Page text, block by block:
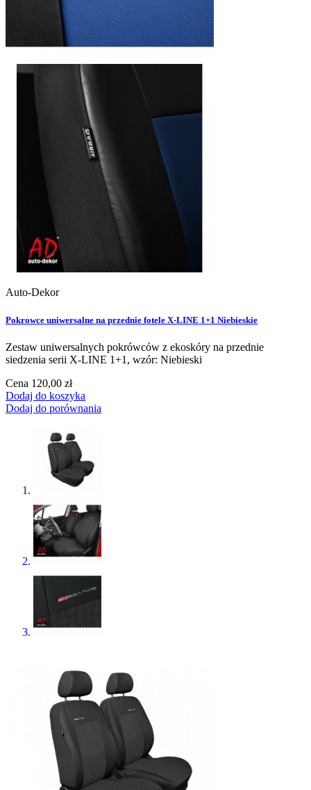
Auto-Dekor
Pokrowce uniwersalne na przednie fotele X-LINE 1+1 Niebieskie
Zestaw uniwersalnych pokrówców z ekoskóry na przednie
siedzenia serii X-LINE 1+1, wzór: Niebieski
Cena 120,00 zł
Dodaj do koszyka
Dodaj do porównania